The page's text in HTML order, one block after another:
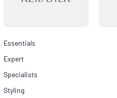
Essentials
Expert
Specialists
Styling